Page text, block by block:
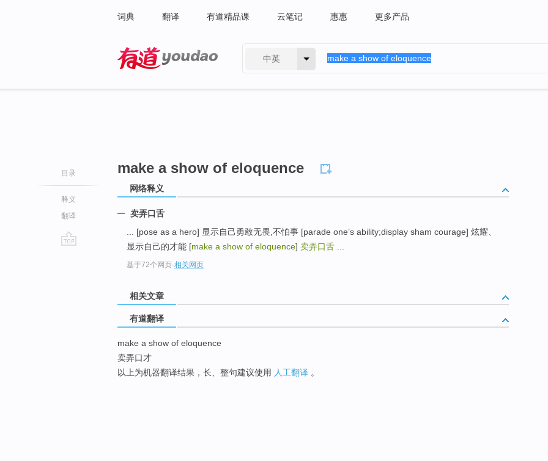
词典 翻译 有道精品课 云笔记 惠惠 更多产品
中英
目录
释义
翻译
make a show of eloquence
网络释义
卖弄口舌
... [pose as a hero] 显示自己勇敢无畏,不怕事 [parade one’s ability;display sham courage] 炫耀、
显示自己的才能 [make a show of eloquence] 卖弄口舌
基于72个网页-相关网页
相关文章
有道翻译
make a show of eloquence
卖弄口才
以上为机器翻译结果，长、整句建议使用 人工翻译 。